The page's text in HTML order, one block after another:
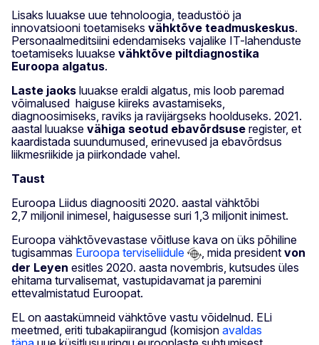
Lisaks luuakse uue tehnoloogia, teadustöö ja
innovatsiooni toetamiseks vähktõve teadmuskeskus.
Personaalmeditsiini edendamiseks vajalike IT-lahenduste
toetamiseks luuakse vähktõve piltdiagnostika
Euroopa algatus.
Laste jaoks luuakse eraldi algatus, mis loob paremad
võimalused haiguse kiireks avastamiseks,
diagnoosimiseks, raviks ja ravijärgseks hoolduseks. 2021.
aastal luuakse vähiga seotud ebavõrdsuse register, et
kaardistada suundumused, erinevused ja ebavõrdsus
liikmesriikide ja piirkondade vahel.
Taust
Euroopa Liidus diagnoositi 2020. aastal vähktõbi
2,7 miljonil inimesel, haigusesse suri 1,3 miljonit inimest.
Euroopa vähktõvevastase võitluse kava on üks põhiline
tugisammas Euroopa terviseliidule , mida president von
der Leyen esitles 2020. aasta novembris, kutsudes üles
ehitama turvalisemat, vastupidavamat ja paremini
ettevalmistatud Euroopat.
EL on aastakümneid vähktõve vastu võidelnud. ELi
meetmed, eriti tubakapiirangud (komisjon avaldas